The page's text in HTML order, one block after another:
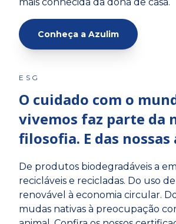
Conheça a Azulim
ESG
O cuidado com o
vivemos faz parte da
filosofia. E das
De produtos biodegradáveis a
recicláveis e recicladas. Do uso
renovável à economia circular.
mudas nativas à preocupação